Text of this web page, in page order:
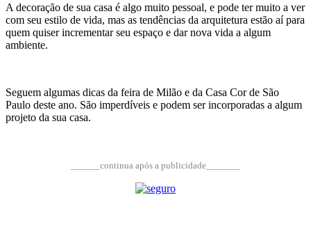
A decoração de sua casa é algo muito pessoal, e pode ter muito a ver
com seu estilo de vida, mas as tendências da arquitetura estão aí para
quem quiser incrementar seu espaço e dar nova vida a algum
ambiente.
Seguem algumas dicas da feira de Milão e da Casa Cor de São
Paulo deste ano. São imperdíveis e podem ser incorporadas a algum
projeto da sua casa.
______continua após a publicidade_______